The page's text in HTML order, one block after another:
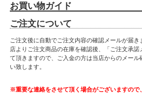
お買い物ガイド
ご注文について
ご注文後に自動でご注文内容の確認メールが届き
店よりご注文商品の在庫を確認後、「ご注文承
て頂きますので、ご入金の方は当店からのメール
い致します。
※重要な連絡をさせて頂く場合がございますので